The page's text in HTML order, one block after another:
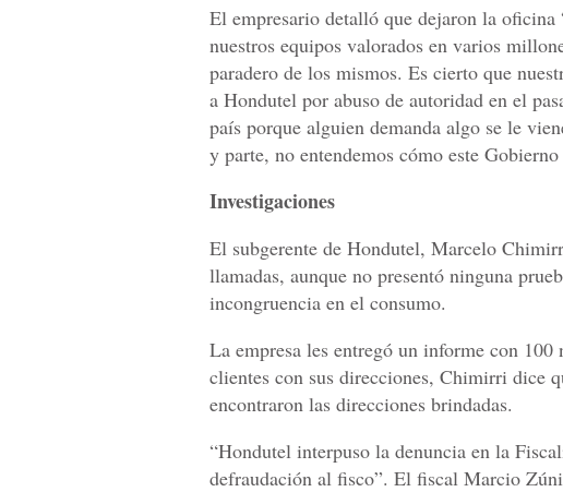
El empresario detalló que dejaron la
nuestros equipos valorados en varios
paradero de los mismos. Es cierto que
a Hondutel por abuso de autoridad en el
país porque alguien demanda algo se le
y parte, no entendemos cómo este
Investigaciones
El subgerente de Hondutel, Marcelo
llamadas, aunque no presentó ninguna
incongruencia en el consumo.
La empresa les entregó un informe con
clientes con sus direcciones, Chimirri dice
encontraron las direcciones brindadas.
“Hondutel interpuso la denuncia en la
defraudación al fisco”. El fiscal Marcio